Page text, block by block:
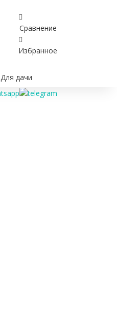
Сравнение
Избранное
Для дачи